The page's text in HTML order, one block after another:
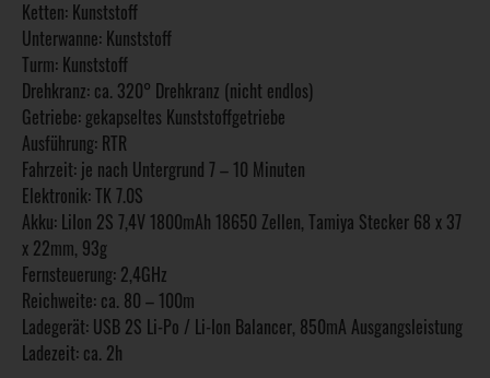
Ketten: Kunststoff
Unterwanne: Kunststoff
Turm: Kunststoff
Drehkranz: ca. 320° Drehkranz (nicht endlos)
Getriebe: gekapseltes Kunststoffgetriebe
Ausführung: RTR
Fahrzeit: je nach Untergrund 7 – 10 Minuten
Elektronik: TK 7.0S
Akku: LiIon 2S 7,4V 1800mAh 18650 Zellen, Tamiya Stecker 68 x 37
x 22mm, 93g
Fernsteuerung: 2,4GHz
Reichweite: ca. 80 – 100m
Ladegerät: USB 2S Li-Po / Li-Ion Balancer, 850mA Ausgangsleistung
Ladezeit: ca. 2h